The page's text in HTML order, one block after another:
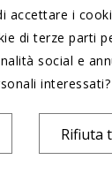
di Cosmetologia
di Ferrara
accettare i
di terze parti
social e
interessati?
Rifiuta